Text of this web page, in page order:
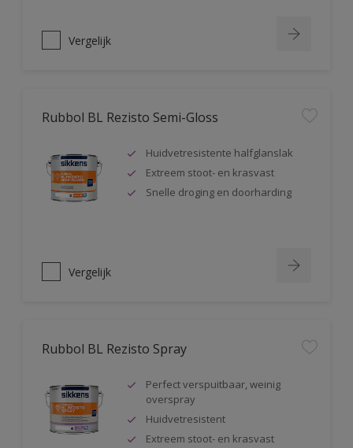
Vergelijk
Rubbol BL Rezisto Semi-Gloss
Huidvetresistente halfglanslak
Extreem stoot- en krasvast
Snelle droging en doorharding
Vergelijk
Rubbol BL Rezisto Spray
Perfect verspuitbaar, weinig
overspray
Huidvetresistent
Extreem stoot- en krasvast